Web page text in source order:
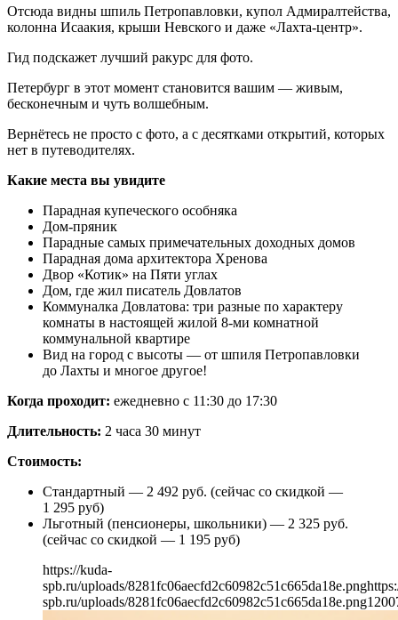
Отсюда видны шпиль Петропавловки, купол Адмиралтейства,
колонна Исаакия, крыши Невского и даже «Лахта-центр».
Гид подскажет лучший ракурс для фото.
Петербург в этот момент становится вашим — живым,
бесконечным и чуть волшебным.
Вернётесь не просто с фото, а с десятками открытий, которых
нет в путеводителях.
Какие места вы увидите
Парадная купеческого особняка
Дом-пряник
Парадные самых примечательных доходных домов
Парадная дома архитектора Хренова
Двор «Котик» на Пяти углах
Дом, где жил писатель Довлатов
Коммуналка Довлатова: три разные по характеру
комнаты в настоящей жилой 8-ми комнатной
коммунальной квартире
Вид на город с высоты — от шпиля Петропавловки
до Лахты и многое другое!
Когда проходит: ежедневно с 11:30 до 17:30
Длительность: 2 часа 30 минут
Стоимость:
Стандартный — 2 492 руб. (сейчас со скидкой —
1 295 руб)
Льготный (пенсионеры, школьники) — 2 325 руб.
(сейчас со скидкой — 1 195 руб)
https://kuda-
spb.ru/uploads/8281fc06aecfd2c60982c51c665da18e.png
spb.ru/uploads/8281fc06aecfd2c60982c51c665da18e.png1200